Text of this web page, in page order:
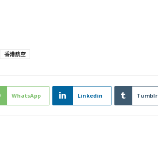
香港航空
WhatsApp Linkedin Tumblr